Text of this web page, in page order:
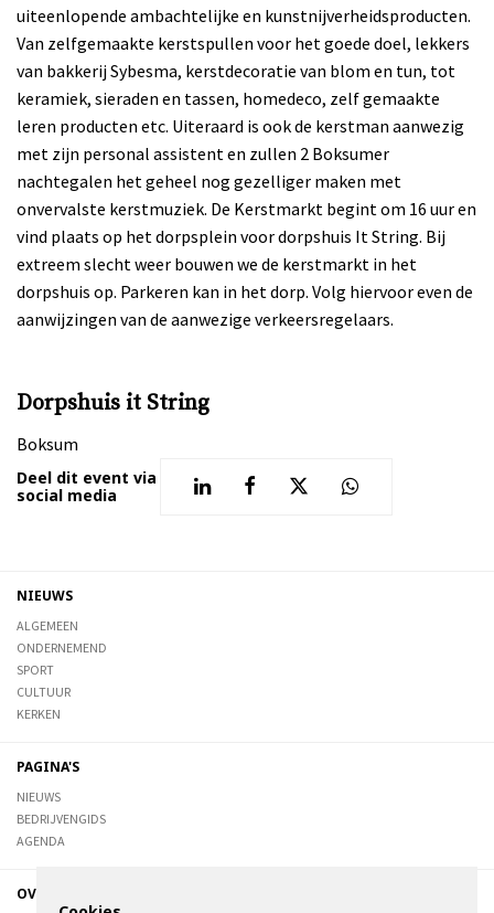
uiteenlopende ambachtelijke en kunstnijverheidsproducten.
Van zelfgemaakte kerstspullen voor het goede doel, lekkers
van bakkerij Sybesma, kerstdecoratie van blom en tun, tot
keramiek, sieraden en tassen, homedeco, zelf gemaakte
leren producten etc. Uiteraard is ook de kerstman aanwezig
met zijn personal assistent en zullen 2 Boksumer
nachtegalen het geheel nog gezelliger maken met
onvervalste kerstmuziek. De Kerstmarkt begint om 16 uur en
vind plaats op het dorpsplein voor dorpshuis It String. Bij
extreem slecht weer bouwen we de kerstmarkt in het
dorpshuis op. Parkeren kan in het dorp. Volg hiervoor even de
aanwijzingen van de aanwezige verkeersregelaars.
Dorpshuis it String
Boksum
Deel dit event via
social media
NIEUWS
ALGEMEEN
ONDERNEMEND
SPORT
CULTUUR
KERKEN
PAGINA'S
NIEUWS
BEDRIJVENGIDS
AGENDA
OVER DE STIENSER